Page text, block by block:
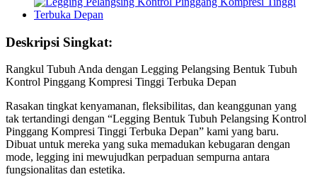
Deskripsi Singkat:
Rangkul Tubuh Anda dengan Legging Pelangsing Bentuk Tubuh
Kontrol Pinggang Kompresi Tinggi Terbuka Depan
Rasakan tingkat kenyamanan, fleksibilitas, dan keanggunan yang
tak tertandingi dengan “Legging Bentuk Tubuh Pelangsing Kontrol
Pinggang Kompresi Tinggi Terbuka Depan” kami yang baru.
Dibuat untuk mereka yang suka memadukan kebugaran dengan
mode, legging ini mewujudkan perpaduan sempurna antara
fungsionalitas dan estetika.